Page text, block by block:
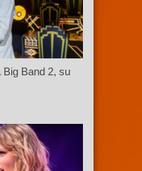
Big Band 2, su